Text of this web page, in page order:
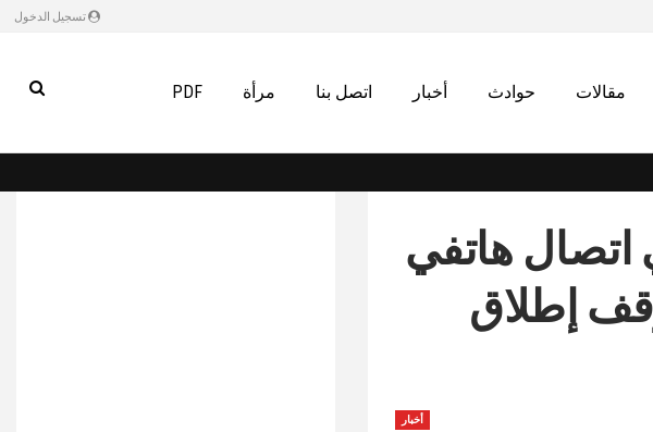
تسجيل الدخول
مقالات حوادث أخبار اتصل بنا مرأة PDF
هاتفي
إطلاق
أخبار